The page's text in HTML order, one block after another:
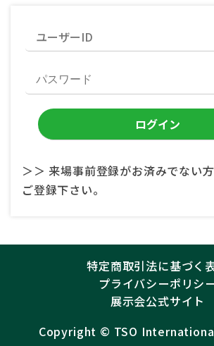
＞＞ 来場事前登録がお済みでない
ご登録下さい。
特定商取引法に基づく
プライバシーポリシ
展示会公式サイト
Copyright ©︎ TSO